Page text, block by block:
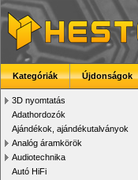
Kategóriák Újdonságok
3D nyomtatás
Adathordozók
Ajándékok, ajándékutalványok
Analóg áramkörök
Audiotechnika
Autó HiFi